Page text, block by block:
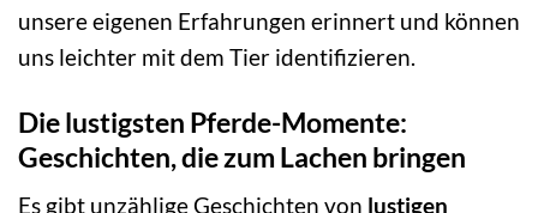
unsere eigenen Erfahrungen erinnert und können
uns leichter mit dem Tier identifizieren.
Die lustigsten Pferde-Momente:
Geschichten, die zum Lachen bringen
Es gibt unzählige Geschichten von lustigen